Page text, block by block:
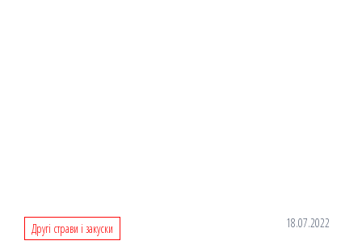
Другі страви і закуски 18.07.2022